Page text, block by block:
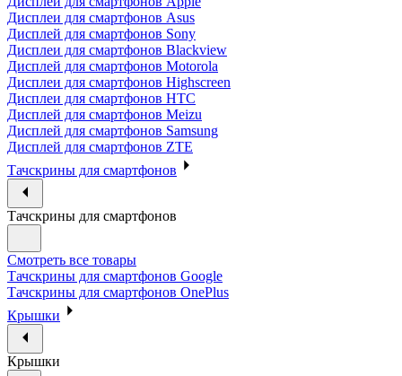
Дисплеи для смартфонов Asus
Дисплей для смартфонов Sony
Дисплеи для смартфонов Blackview
Дисплей для смартфонов Motorola
Дисплеи для смартфонов Highscreen
Дисплеи для смартфонов HTC
Дисплей для смартфонов Meizu
Дисплей для смартфонов Samsung
Дисплей для смартфонов ZTE
Тачскрины для смартфонов
Тачскрины для смартфонов
Смотреть все товары
Тачскрины для смартфонов Google
Тачскрины для смартфонов OnePlus
Крышки
Крышки